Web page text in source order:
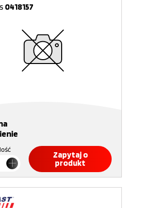
0418157
Zapytaj o
produkt